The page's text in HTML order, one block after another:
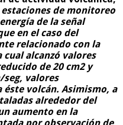
de monitoreo
de la señal
en el caso del
relacionado con la
cual alcanzó valores
de 20 cm2 y
seg, valores
volcán. Asimismo, a
alrededor del
aumento en la